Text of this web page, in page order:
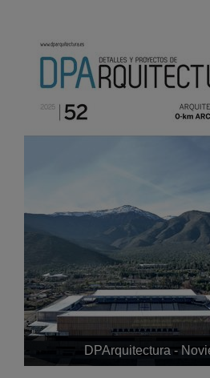
DPArquitectura -